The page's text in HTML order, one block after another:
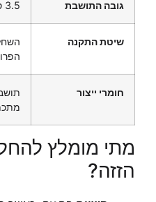
גובה התושבת 3.5 ס”מ
שיטת התקנה
חומרי ייצור
מתי מומלץ
הזזה?